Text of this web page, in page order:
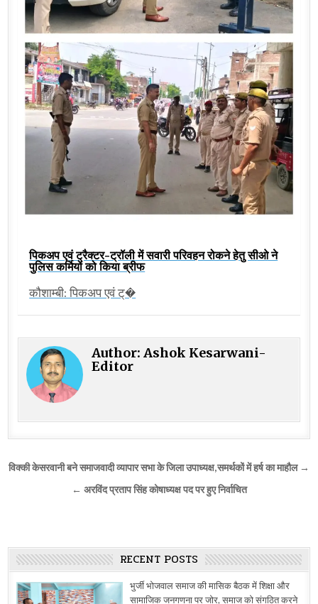
पिकअप एवं ट्रैक्टर-ट्रॉली में सवारी परिवहन रोकने हेतु सीओ ने
पुलिस कर्मियों को किया ब्रीफ
कौशाम्बी: पिकअप एवं ट्�
Author:Ashok Kesarwani-
Editor
Post
navigation
विक्की केसरवानी बने समाजवादी व्यापार सभा के जिला उपाध्यक्ष,समर्थकों में हर्ष का माहौल →
← अरविंद प्रताप सिंह कोषाध्यक्ष पद पर हुए निर्वाचित
RECENT POSTS
भुर्जी भोजवाल समाज की मासिक बैठक में शिक्षा और
सामाजिक जनगणना पर जोर, समाज को संगठित करने